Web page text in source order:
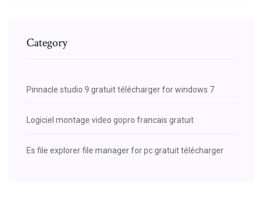
Category
Pinnacle studio 9 gratuit télécharger for windows 7
Logiciel montage video gopro francais gratuit
Es file explorer file manager for pc gratuit télécharger